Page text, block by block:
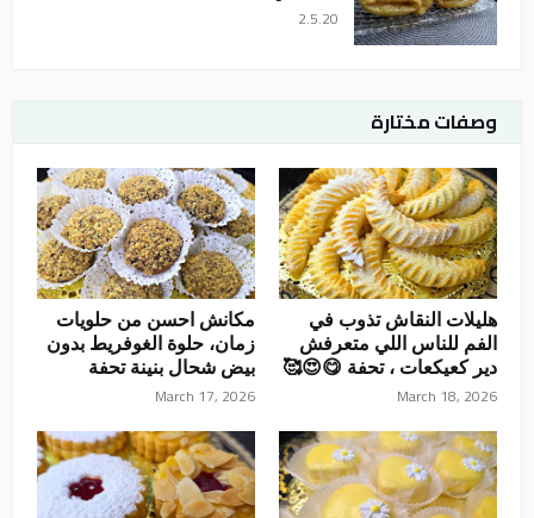
2.5.20
وصفات مختارة
هليلات النقاش تذوب في
الفم للناس اللي متعرفش
دير كعيكعات ، تحفة 😋😍🥰
March 18, 2026
مكانش احسن من حلويات
زمان، حلوة الغوفريط بدون
بيض شحال بنينة تحفة
March 17, 2026